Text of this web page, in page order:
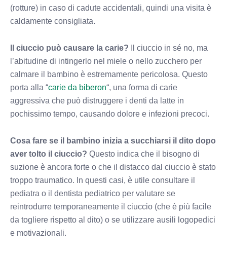
(rotture) in caso di cadute accidentali, quindi una visita è
caldamente consigliata.
Il ciuccio può causare la carie? Il ciuccio in sé no, ma
l’abitudine di intingerlo nel miele o nello zucchero per
calmare il bambino è estremamente pericolosa. Questo
porta alla “carie da biberon“, una forma di carie
aggressiva che può distruggere i denti da latte in
pochissimo tempo, causando dolore e infezioni precoci.
Cosa fare se il bambino inizia a succhiarsi il dito dopo
aver tolto il ciuccio? Questo indica che il bisogno di
suzione è ancora forte o che il distacco dal ciuccio è stato
troppo traumatico. In questi casi, è utile consultare il
pediatra o il dentista pediatrico per valutare se
reintrodurre temporaneamente il ciuccio (che è più facile
da togliere rispetto al dito) o se utilizzare ausili logopedici
e motivazionali.